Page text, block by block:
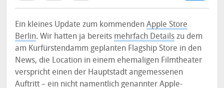
Ein kleines Update zum kommendenApple Store
Berlin. Wir hatten ja bereits mehrfach Details zu dem
am Kurfürstendamm geplanten Flagship Store in den
News, die Location in einem ehemaligen Filmtheater
verspricht einen der Hauptstadt angemessenen
Auftritt – ein nicht namentlich genannter Apple-